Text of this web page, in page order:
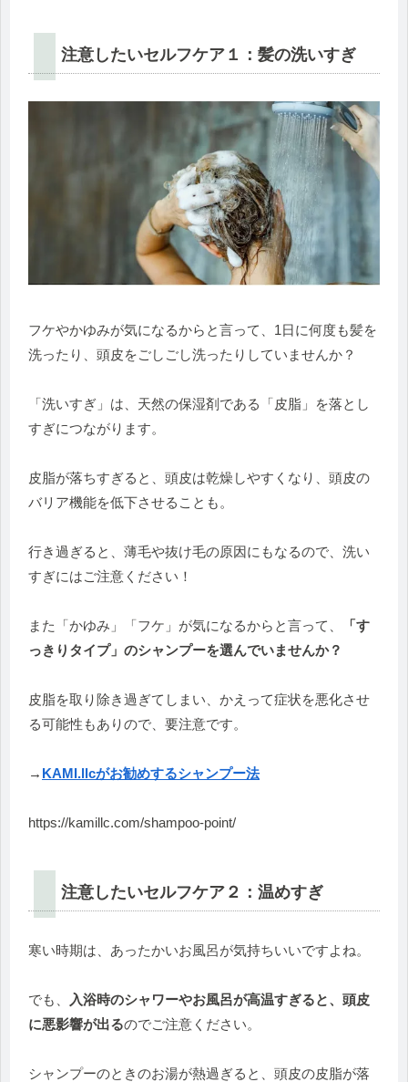
注意したいセルフケア１：髪の洗いすぎ
フケやかゆみが気になるからと言って、 1日に何度も髪を
洗ったり、 頭皮をごしごし洗ったりしていませんか？
「洗いすぎ」は、天然の保湿剤である「皮脂」
を落とし
すぎにつながります。
皮脂が落ちすぎると、頭皮は乾燥しやすくなり、 頭皮の
バリア機能を低下させることも。
行き過ぎると、 薄毛や抜け毛の原因にもなるので、洗い
すぎにはご注意ください！
また「かゆみ」「フケ」が気になるからと言って、 「す
っきりタイプ」のシャンプーを選んでいませんか？
皮脂を取り除き過ぎてしまい、 かえって症状を悪化させ
る可能性もありので、要注意です。
→ KAMI.llcがお勧めするシャンプー法
https://kamillc.com/shampoo-point/
注意したいセルフケア２：温めすぎ
寒い時期は、あったかいお風呂が気持ちいいですよね。
でも、 入浴時のシャワーやお風呂が高温すぎると、 頭皮
に悪影響が出るのでご注意ください。
シャンプーのときのお湯が熱過ぎると、 頭皮の皮脂が落